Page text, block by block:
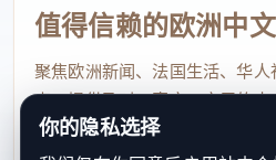
值得信赖的欧洲中
聚焦欧洲新闻、法国生活、华
点，提供及时、真实、实用的
速了解欧洲动态。
你的隐私选择